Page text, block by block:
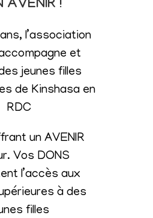
AVENIR !
l’association
et
jeunes filles
de Kinshasa en
RDC
un AVENIR
Vos DONS
l’accès aux
à des
filles